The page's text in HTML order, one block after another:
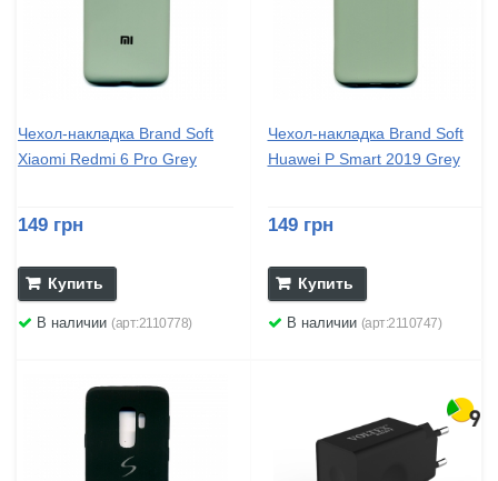
Чехол-накладка Brand Soft
Xiaomi Redmi 6 Pro Grey
149 грн
Купить
В наличии (арт:2110778)
Чехол-накладка Brand Soft
Huawei P Smart 2019 Grey
149 грн
Купить
В наличии (арт:2110747)